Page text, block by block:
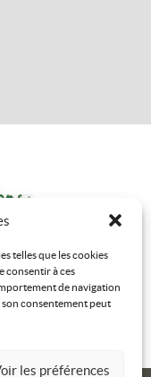
telles que les cookies
consentir à ces
de navigation
son consentement peut
les préférences